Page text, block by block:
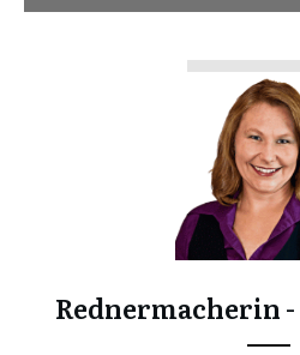
Rednermacherin